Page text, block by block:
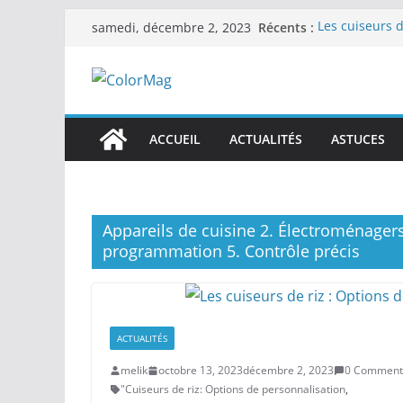
Passer
contenu
samedi, décembre 2, 2023 Récents : Les cuiseurs
en grande
Les
ACCUEIL ACTUALITÉS ASTUCES
Appareils de cuisine 2.
programmation 5. Contrôle précis
ACTUALITÉS
melik octobre 13, 2023décembre 2, 2023
0
"Cuiseurs de riz: Options de personnalisation,